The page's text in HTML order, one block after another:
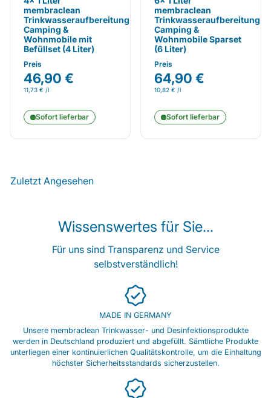
membraclean
Trinkwasseraufbereitung
Camping &
Wohnmobile mit
Befüllset (4 Liter)
Preis
46,90 €
11,73 € /l
Sofort lieferbar
membraclean
Trinkwasseraufbereitung
Camping &
Wohnmobile Sparset
(6 Liter)
Preis
64,90 €
10,82 € /l
Sofort lieferbar
Zuletzt Angesehen
Wissenswertes für Sie...
Für uns sind Transparenz und Service
selbstverständlich!
MADE IN GERMANY
Unsere membraclean Trinkwasser- und Desinfektionsprodukte
werden in Deutschland produziert und abgefüllt. Sämtliche Produkte
unterliegen einer kontinuierlichen Qualitätskontrolle, um die Einhaltung
höchster Sicherheitsstandards sicherzustellen.